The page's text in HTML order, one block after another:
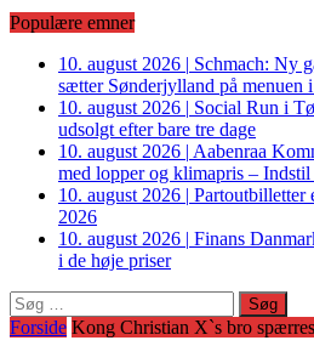
Populære emner
10. august 2026 | Schmach: Ny
sætter Sønderjylland på menuen
10. august 2026 | Social Run i
udsolgt efter bare tre dage
10. august 2026 | Aabenraa
med lopper og klimapris –
10. august 2026 | Partoutbilletter
2026
10. august 2026 | Finans
i de høje priser
Søg
efter:
Forside Kong Christian X`s bro spærres